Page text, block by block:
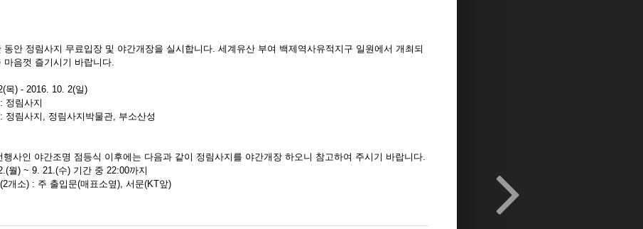
동안 정림사지 무료입장 및 야간개장을 실시합니다. 세계유산 부여 백제역사유적지구 일원에서 개최되
마음껏 즐기시기 바랍니다.
목) - 2016. 10. 2(일)
정림사지
정림사지, 정림사지박물관, 부소산성
사인 야간조명 점등식 이후에는 다음과 같이 정림사지를 야간개장 하오니 참고하여 주시기 바랍니다.
월) ~ 9. 21.(수) 기간 중 22:00까지
개소) : 주 출입문(매표소옆), 서문(KT앞)